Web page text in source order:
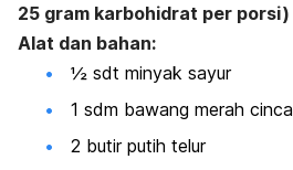
25 gram karbohidrat per porsi)
Alat dan bahan:
½ sdt minyak sayur
1 sdm bawang merah
2 butir putih telur